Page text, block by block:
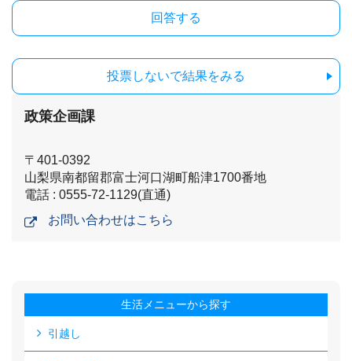
投票しないで結果をみる
政策企画課
〒401-0392
山梨県南都留郡富士河口湖町船津1700番地
電話 : 0555-72-1129(直通)
お問い合わせはこちら
生活メニューから探す
引越し